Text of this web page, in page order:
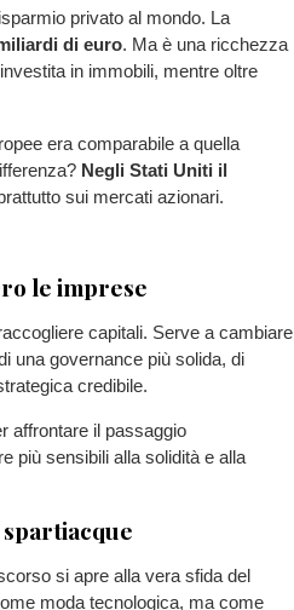
privato al mondo. La
di euro. Ma è una ricchezza
in immobili, mentre oltre
era comparabile a quella
Negli Stati Uniti il
sui mercati azionari.
le imprese
capitali. Serve a cambiare
una governance più solida, di
credibile.
affrontare il passaggio
più sensibili alla solidità e alla
si apre alla vera sfida del
moda tecnologica, ma come